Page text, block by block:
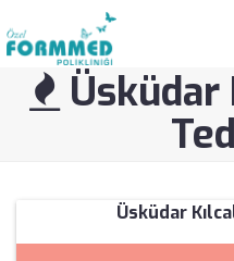
Üsküdar
Üsküdar